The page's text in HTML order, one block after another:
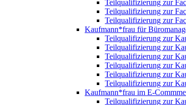
Teilqualifizierung zur
Teilqualifizierung zur
Teilqualifizierung zur
Kaufmann*frau für
Teilqualifizierung zur
Teilqualifizierung zur
Teilqualifizierung zur
Teilqualifizierung zur
Teilqualifizierung zur
Teilqualifizierung zur
Kaufmann*frau im E-
Teilqualifizierung zur